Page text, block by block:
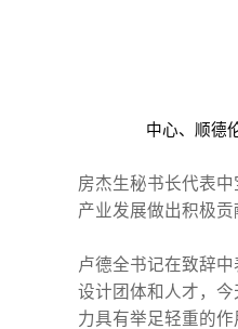
中心、顺德
房杰生秘书长代表
产业发展做出积极贡
卢德全书记在致辞
设计团体和人才，
力具有举足轻重的